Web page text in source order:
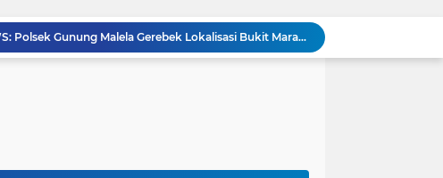
Meneguhkan Jati Diri Patambor Indonesia. PATAMBOR INDONESIA Akan Gelar RAKERNAS II Di Jakarta.
MEMBACA SUMATERA Balige Writers Festival 2026 Sukses Digelar. Tiga Hari Merawat Literasi, Budaya, dan Masa Depan Danau Toba